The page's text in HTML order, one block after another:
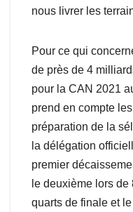
nous livrer les
Pour ce qui
de près de 4
pour la CAN 2021
prend en compte
préparation de la
la délégation
premier
le deuxième lors
quarts de finale et